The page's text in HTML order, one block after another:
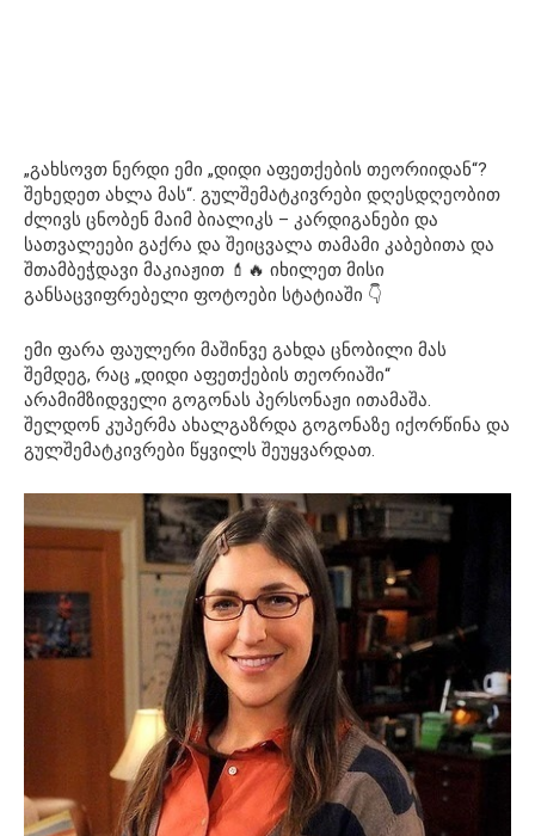
„გახსოვთ ნერდი ემი „დიდი აფეთქების თეორიიდან“?
შეხედეთ ახლა მას“. გულშემატკივრები დღესდღეობით
ძლივს ცნობენ მაიმ ბიალიკს – კარდიგანები და
სათვალეები გაქრა და შეიცვალა თამამი კაბებითა და
შთამბეჭდავი მაკიაჟით 💄🔥 იხილეთ მისი
განსაცვიფრებელი ფოტოები სტატიაში 👇
ემი ფარა ფაულერი მაშინვე გახდა ცნობილი მას
შემდეგ, რაც „დიდი აფეთქების თეორიაში“
არამიმზიდველი გოგონას პერსონაჟი ითამაშა.
შელდონ კუპერმა ახალგაზრდა გოგონაზე იქორწინა და
გულშემატკივრები წყვილს შეუყვარდათ.